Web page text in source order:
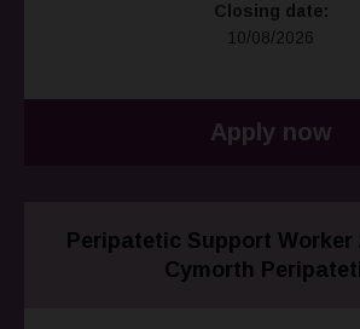
Closing date:
10/08/2026
Apply now
Peripatetic Support Worker
Cymorth